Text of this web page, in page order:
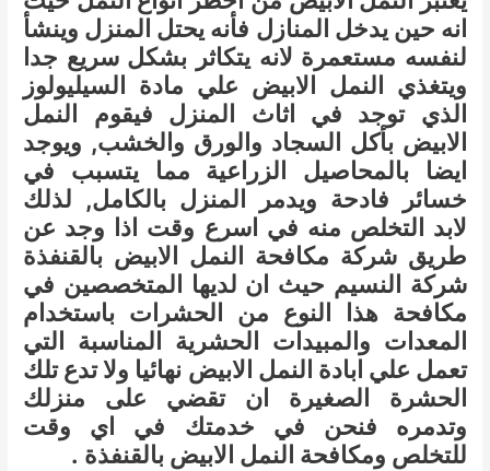
انه حين يدخل المنازل فأنه يحتل المنزل وينشأ
لنفسه مستعمرة لانه يتكاثر بشكل سريع جدا
ويتغذي النمل الابيض علي مادة السيليولوز
الذي توجد في اثاث المنزل فيقوم النمل
الابيض بأكل السجاد والورق والخشب, ويوجد
ايضا بالمحاصيل الزراعية مما يتسبب في
خسائر فادحة ويدمر المنزل بالكامل, لذلك
لابد التخلص منه في اسرع وقت اذا وجد عن
طريق شركة مكافحة النمل الابيض بالقنفذة
شركة النسيم حيث ان لديها المتخصصين في
مكافحة هذا النوع من الحشرات باستخدام
المعدات والمبيدات الحشرية المناسبة التي
تعمل علي ابادة النمل الابيض نهائيا ولا تدع تلك
الحشرة الصغيرة ان تقضي على منزلك
وتدمره فنحن في خدمتك في اي وقت
للتخلص ومكافحة النمل الابيض بالقنفذة .